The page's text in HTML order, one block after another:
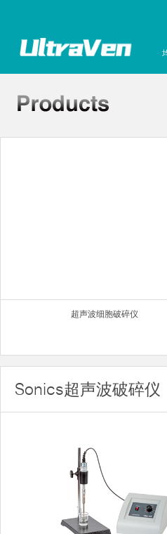
超声波细胞破碎仪
Sonics超声波破碎仪